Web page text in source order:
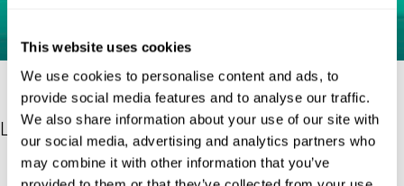
This website uses cookies
We use cookies to personalise content and ads, to
provide social media features and to analyse our traffic.
We also share information about your use of our site with
our social media, advertising and analytics partners who
may combine it with other information that you’ve
Les références
Raven, J. C. (1936). Mental tests used in genetic studies: The